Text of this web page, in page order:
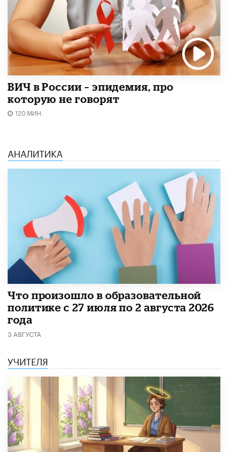
ВИЧ в России – эпидемия, про
которую не говорят
120 МИН.
АНАЛИТИКА
​Что произошло в образовательной
политике с 27 июля по 2 августа 2026
года
3 АВГУСТА
УЧИТЕЛЯ